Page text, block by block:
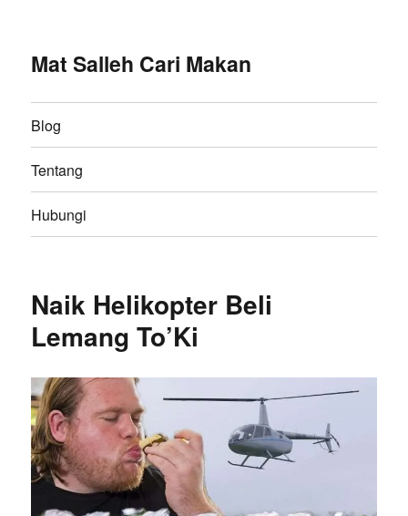
Mat Salleh Cari Makan
Blog
Tentang
Hubungi
Naik Helikopter Beli
Lemang To’Ki